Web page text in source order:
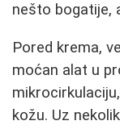
nešto bogatije,
Pored krema,
moćan alat u
kožu. Uz